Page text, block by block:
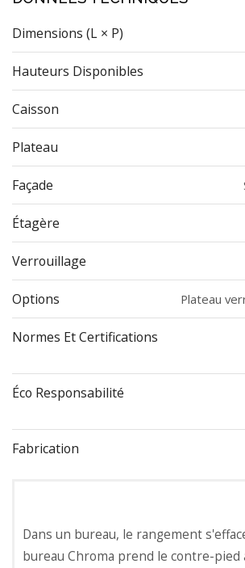
Dimensions (L × P)
Hauteurs Disponibles
Caisson
Plateau
Façade
Étagère
Verrouillage
Options Plateau
Normes Et Certifications
Éco Responsabilité
Fabrication
Dans un bureau, le rangement
bureau Chroma prend le contre-pied